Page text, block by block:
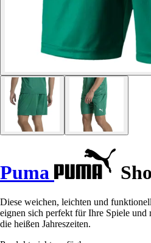
Puma
Diese weichen, leichten und
eignen sich perfekt für Ihre Spiele und
die heißen Jahreszeiten.